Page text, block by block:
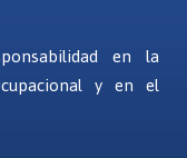
en la
y en el